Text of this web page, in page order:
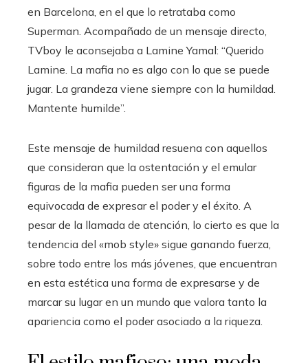
en Barcelona, en el que lo retrataba como
Superman. Acompañado de un mensaje directo,
TVboy le aconsejaba a Lamine Yamal: “Querido
Lamine. La mafia no es algo con lo que se puede
jugar. La grandeza viene siempre con la humildad.
Mantente humilde”.
Este mensaje de humildad resuena con aquellos
que consideran que la ostentación y el emular
figuras de la mafia pueden ser una forma
equivocada de expresar el poder y el éxito. A
pesar de la llamada de atención, lo cierto es que la
tendencia del «mob style» sigue ganando fuerza,
sobre todo entre los más jóvenes, que encuentran
en esta estética una forma de expresarse y de
marcar su lugar en un mundo que valora tanto la
apariencia como el poder asociado a la riqueza.